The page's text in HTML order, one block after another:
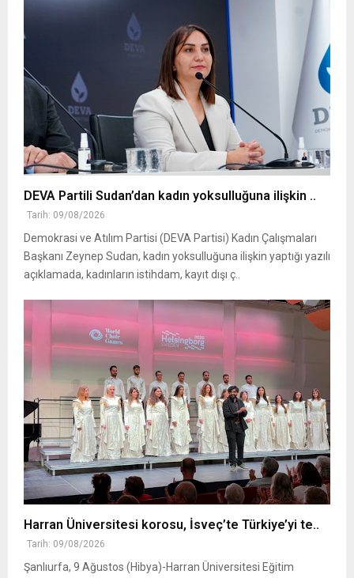
DEVA Partili Sudan’dan kadın yoksulluğuna ilişkin ..
Tarih: 09/08/2026
Demokrasi ve Atılım Partisi (DEVA Partisi) Kadın Çalışmaları
Başkanı Zeynep Sudan, kadın yoksulluğuna ilişkin yaptığı yazılı
açıklamada, kadınların istihdam, kayıt dışı ç..
Harran Üniversitesi korosu, İsveç’te Türkiye’yi te..
Tarih: 09/08/2026
Şanlıurfa, 9 Ağustos (Hibya)-Harran Üniversitesi Eğitim